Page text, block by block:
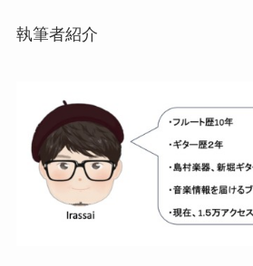
執筆者紹介